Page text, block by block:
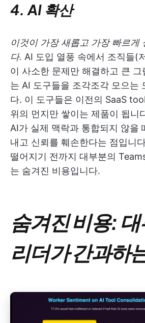
4. AI 확산
이것이 가장 새롭고 가장 빠르게
다. AI 도입 열풍 속에서 조직들(
이 사소한 문제만 해결하고 큰
는 AI 도구들을 조각조각 모으는
다. 이 도구들은 이전의 SaaS
위의 먼지만 쌓이는 제품이 됩니
AI가 실제 맥락과 통합되지 않을
내고 신뢰를 훼손한다는 점입니
떨어지기 전까지 대부분의
는 숨겨진 비용입니다.
숨겨진 비용:
리더가 간과하